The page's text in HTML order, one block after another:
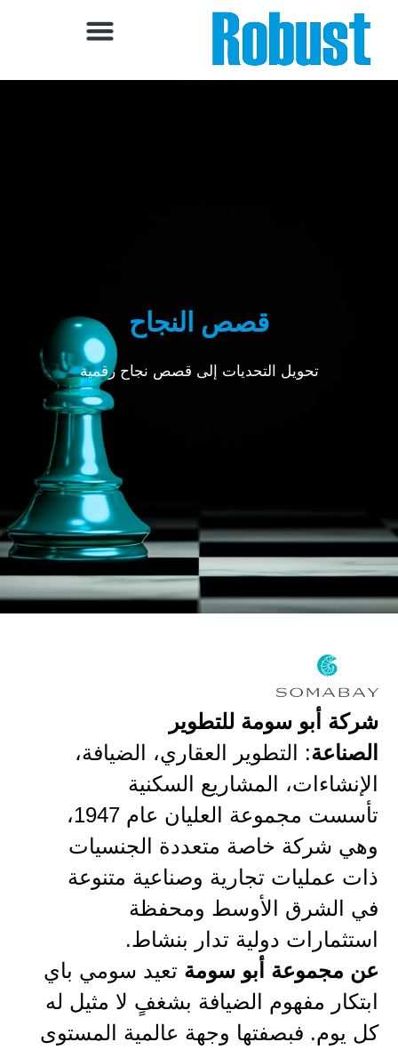
تخطي
المحتوى
قصص النجاح
تحويل التحديات إلى قصص نجاح رقمية
شركة أبو سومة للتطوير
الصناعة: التطوير العقاري، الضيافة،
الإنشاءات، المشاريع السكنية
تأسست مجموعة العليان عام 1947،
وهي شركة خاصة متعددة الجنسيات
ذات عمليات تجارية وصناعية متنوعة
في الشرق الأوسط ومحفظة
استثمارات دولية تدار بنشاط.
عن مجموعة أبو سومة تعيد سومي باي
ابتكار مفهوم الضيافة بشغفٍ لا مثيل له
كل يوم. فبصفتها وجهة عالمية المستوى